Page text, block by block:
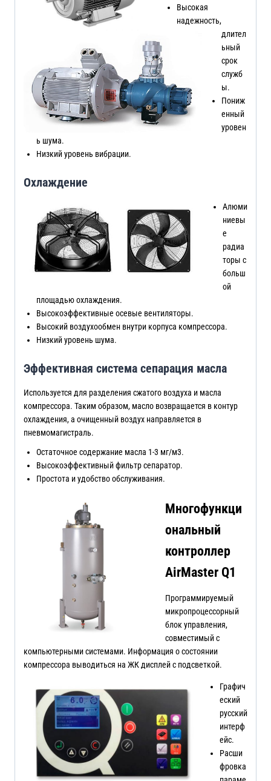
Высокая
надежность,
длител
ьный
срок
служб
ы.
Пониж
енный
уровен
ь шума.
Низкий уровень вибрации.
Охлаждение
Алюми
ниевы
е
радиа
торы с
больш
ой
площадью охлаждения.
Высокоэффективные осевые вентиляторы.
Высокий воздухообмен внутри корпуса компрессора.
Низкий уровень шума.
Эффективная система сепарация масла
Используется для разделения сжатого воздуха и масла
компрессора. Таким образом, масло возвращается в контур
охлаждения, а очищенный воздух направляется в
пневмомагистраль.
Остаточное содержание масла 1-3 мг/м3.
Высокоэффективный фильтр сепаратор.
Простота и удобство обслуживания.
Многофункци
ональный
контроллер
AirMaster Q1
Программируемый
микропроцессорный
блок управления,
совместимый с
компьютерными системами. Информация о состоянии
компрессора выводиться на ЖК дисплей с подсветкой.
Графич
еский
русский
интерф
ейс.
Расши
фровка